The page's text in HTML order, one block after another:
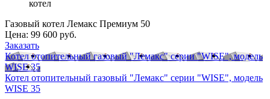
котел
Газовый котел Лемакс Премиум 50
Цена: 99 600 руб.
Заказать
Котел отопительный газовый "Лемакс" серии "WISE", модель
WISE 35
Котел отопительный газовый "Лемакс" серии "WISE", модель
WISE 35